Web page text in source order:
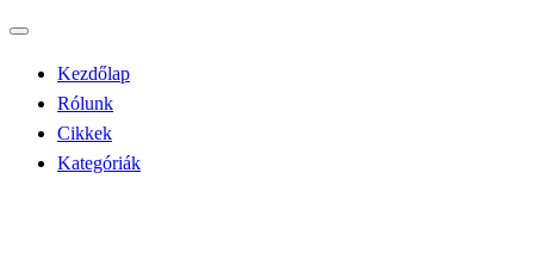
Kezdőlap
Rólunk
Cikkek
Kategóriák